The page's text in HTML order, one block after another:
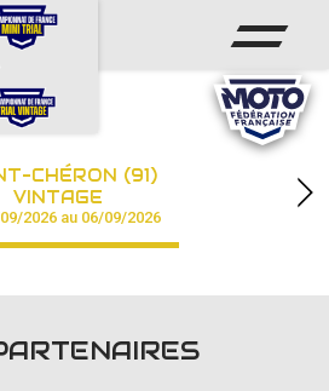
CHÉRON (91)
VINTAGE
2026 au 06/09/2026